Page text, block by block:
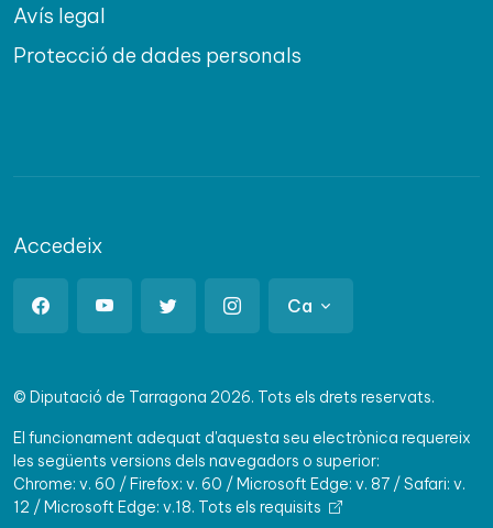
Avís legal
Protecció de dades personals
Accedeix
Ca
© Diputació de Tarragona 2026. Tots els drets reservats.
El funcionament adequat d'aquesta seu electrònica requereix
les següents versions dels navegadors o superior:
Chrome: v. 60 / Firefox: v. 60 / Microsoft Edge: v. 87 / Safari: v.
12 / Microsoft Edge: v.18. Tots els requisits